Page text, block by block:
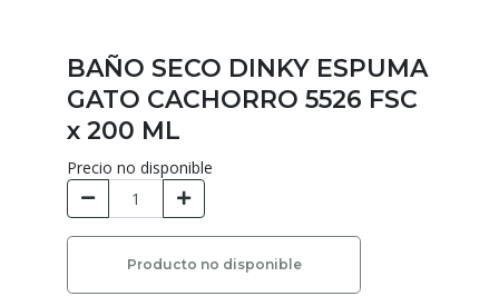
BAÑO SECO DINKY ESPUMA
GATO CACHORRO 5526 FSC
x 200 ML
Precio no disponible
Producto no disponible